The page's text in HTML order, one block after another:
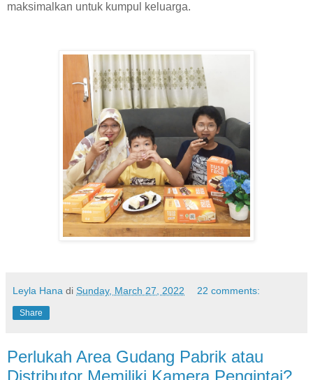
maksimalkan untuk kumpul keluarga.
Leyla Hana di Sunday, March 27, 2022 22 comments:
Share
Perlukah Area Gudang Pabrik atau